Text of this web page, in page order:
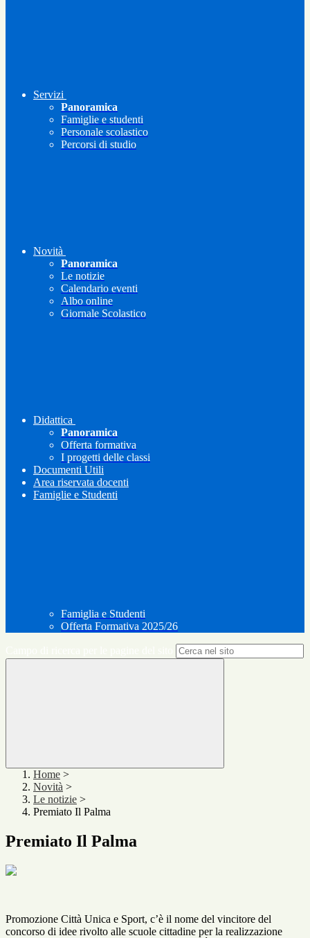
Servizi
Panoramica
Famiglie e studenti
Personale scolastico
Percorsi di studio
Novità
Panoramica
Le notizie
Calendario eventi
Albo online
Giornale Scolastico
Didattica
Panoramica
Offerta formativa
I progetti delle classi
Documenti Utili
Area riservata docenti
Famiglie e Studenti
Famiglia e Studenti
Offerta Formativa 2025/26
Home >
Novità >
Le notizie >
Premiato Il Palma
Premiato Il Palma
Promozione Città Unica e Sport, c’è il nome del vincitore del
concorso di idee rivolto alle scuole cittadine per la realizzazione